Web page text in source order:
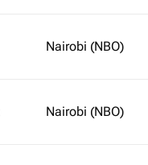
Nairobi (NBO)
Nairobi (NBO)